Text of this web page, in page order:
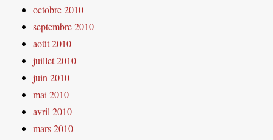
octobre 2010
septembre 2010
août 2010
juillet 2010
juin 2010
mai 2010
avril 2010
mars 2010